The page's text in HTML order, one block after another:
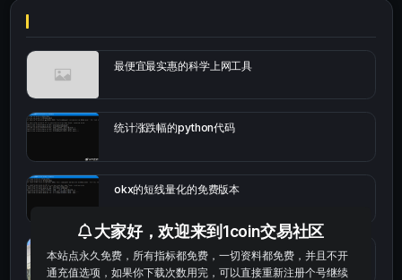
最便宜最实惠的科学上网工具
统计涨跌幅的python代码
okx的短线量化的免费版本
bybit安卓端
大家好，欢迎来到1coin交易社区
本站点永久免费，所有指标都免费，一切资料都免费，并且不开
通充值选项，如果你下载次数用完，可以直接重新注册个号继续